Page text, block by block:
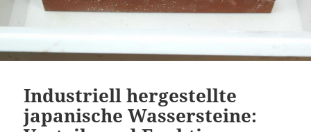
Industriell hergestellte
japanische Wassersteine: